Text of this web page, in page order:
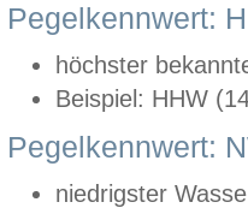
Pegelkennwert:
höchster
Beispiel: HHW
Pegelkennwert:
niedrigster